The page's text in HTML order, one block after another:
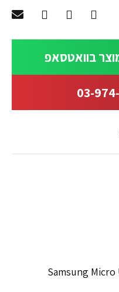
בוואטסאפ